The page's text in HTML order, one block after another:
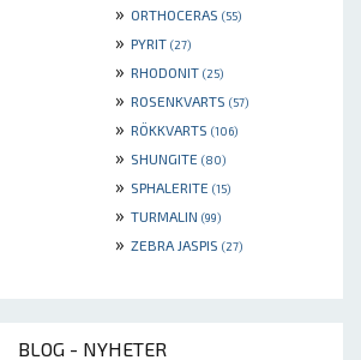
» ORTHOCERAS (55)
» PYRIT (27)
» RHODONIT (25)
» ROSENKVARTS (57)
» RÖKKVARTS (106)
» SHUNGITE (80)
» SPHALERITE (15)
» TURMALIN (99)
» ZEBRA JASPIS (27)
BLOG - NYHETER